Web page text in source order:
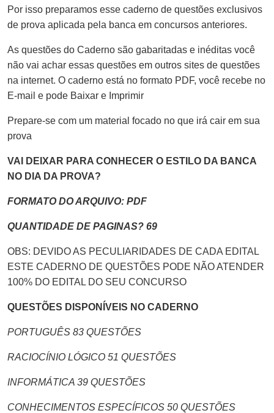
Por isso preparamos esse caderno de questões exclusivos
de prova aplicada pela banca em concursos anteriores.
As questões do Caderno são gabaritadas e inéditas você
não vai achar essas questões em outros sites de questões
na internet. O caderno está no formato PDF, você recebe no
E-mail e pode Baixar e Imprimir
Prepare-se com um material focado no que irá cair em sua
prova
VAI DEIXAR PARA CONHECER O ESTILO DA BANCA
NO DIA DA PROVA?
FORMATO DO ARQUIVO: PDF
QUANTIDADE DE PAGINAS? 69
OBS: DEVIDO AS PECULIARIDADES DE CADA EDITAL
ESTE CADERNO DE QUESTÕES PODE NÃO ATENDER
100% DO EDITAL DO SEU CONCURSO
QUESTÕES DISPONÍVEIS NO CADERNO
PORTUGUÊS 83 QUESTÕES
RACIOCÍNIO LÓGICO 51 QUESTÕES
INFORMÁTICA 39 QUESTÕES
CONHECIMENTOS ESPECÍFICOS 50 QUESTÕES